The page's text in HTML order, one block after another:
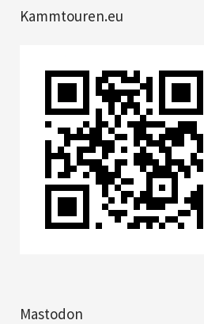
Kammtouren.eu
Mastodon